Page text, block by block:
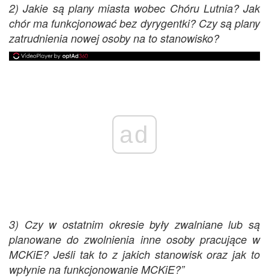
2) Jakie są plany miasta wobec Chóru Lutnia? Jak
chór ma funkcjonować bez dyrygentki? Czy są plany
zatrudnienia nowej osoby na to stanowisko?
ad
3) Czy w ostatnim okresie były zwalniane lub są
planowane do zwolnienia inne osoby pracujące w
MCKiE? Jeśli tak to z jakich stanowisk oraz jak to
wpłynie na funkcjonowanie MCKiE?”